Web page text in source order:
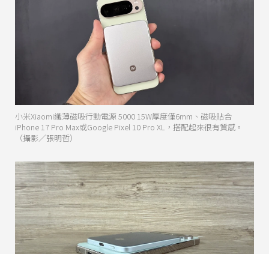
小米Xiaomi纖薄磁吸行動電源 5000 15W厚度僅6mm、磁吸貼合
iPhone 17 Pro Max或Google Pixel 10 Pro XL，搭配起來很有質感。
（攝影／張明哲）